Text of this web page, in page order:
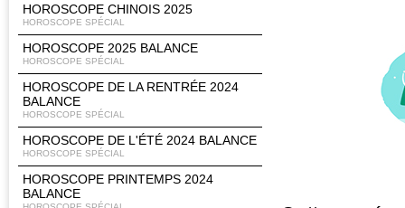
HOROSCOPE CHINOIS 2025
HOROSCOPE SPÉCIAL
HOROSCOPE 2025 BALANCE
HOROSCOPE SPÉCIAL
HOROSCOPE DE LA RENTRÉE 2024
BALANCE
HOROSCOPE SPÉCIAL
HOROSCOPE DE L'ÉTÉ 2024 BALANCE
HOROSCOPE SPÉCIAL
HOROSCOPE PRINTEMPS 2024
BALANCE